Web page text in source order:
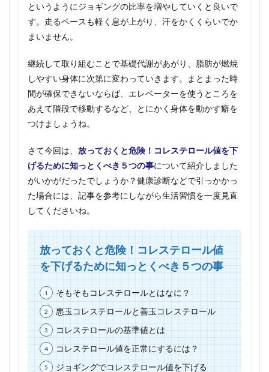
というようにジョギングの比率を増やしていくと良いで
す。走るペースも軽く息が上がり、汗をかくくらいでか
まいません。
継続して取り組むことで基礎代謝があがり、脂肪が燃焼
しやすい身体に次第に変わっていきます。まとまった時
間が確保できないならば、エレベーターを使うところを
あえて階段で移動するなど、とにかく身体を動かす癖を
つけましょうね。
さて今回は、 放っておくと危険！コレステロール値を下
げるために知っとくべき５つの事について紹介しました
がいかがだったでしょうか？健康診断などで引っかかっ
た場合には、記事を参考にしながら生活習慣を一度見直
してくださいね。
放っておくと危険！コレステロール値
を下げるために知っとくべき５つの事
そもそもコレステロールとはなに？
悪玉コレステロールと善玉コレステロール
コレステロールの基準値とは
コレステロール値を正常にするには？
ジョギングでコレステロール値を下げる